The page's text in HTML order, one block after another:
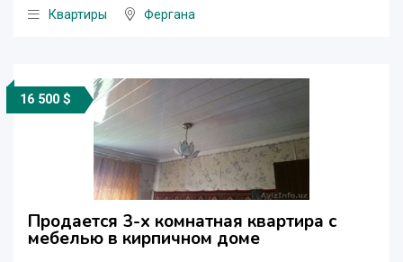
Квартиры
Фергана
16 500 $
Продается 3-х комнатная квартира с
мебелью в кирпичном доме